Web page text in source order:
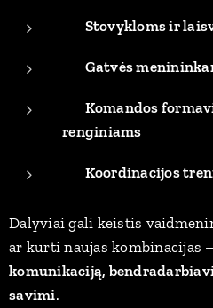
Stovykloms ir
Gatvės
Komandos
renginiams
Koordinacijos
Dalyviai gali keistis
ar kurti naujas kombinacijas
komunikaciją,
savimi.